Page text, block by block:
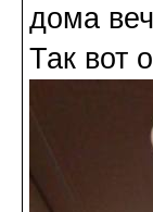
дома
Так вот